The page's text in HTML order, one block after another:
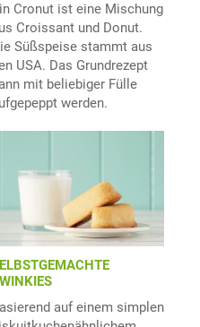
Cronut ist eine Mischung
Croissant und Donut.
Süßspeise stammt aus
USA. Das Grundrezept
mit beliebiger Fülle
werden.
auf einem simplen